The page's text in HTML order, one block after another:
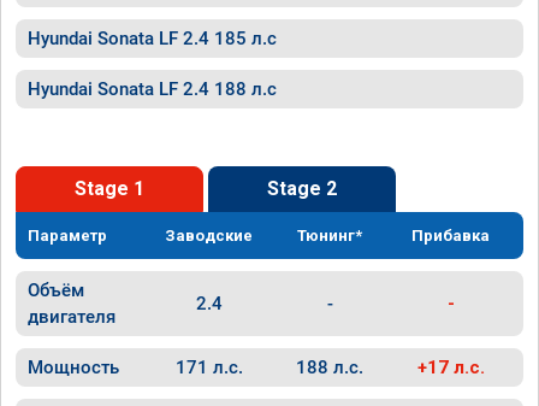
Hyundai Sonata LF 2.4 185 л.с
Hyundai Sonata LF 2.4 188 л.с
Stage 1 Stage 2
Параметр Заводские Тюнинг* Прибавка
Объём
двигателя
2.4 - -
Мощность 171 л.с. 188 л.с. +17 л.с.